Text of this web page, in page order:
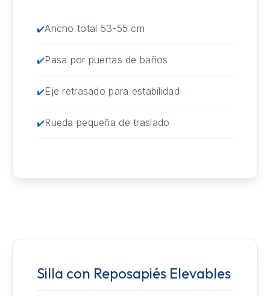
Ancho total 53-55 cm
Pasa por puertas de baños
Eje retrasado para estabilidad
Rueda pequeña de traslado
Silla con Reposapiés Elevables